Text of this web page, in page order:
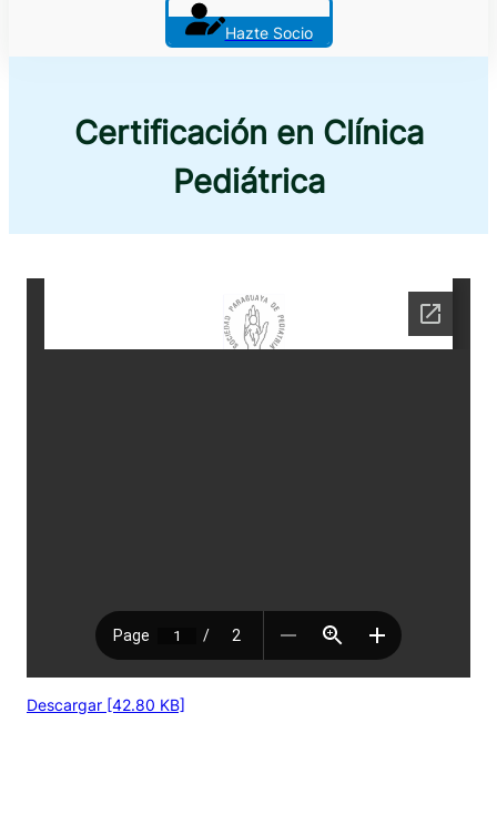
Hazte Socio
Certificación en Clínica
Pediátrica
Descargar [42.80 KB]